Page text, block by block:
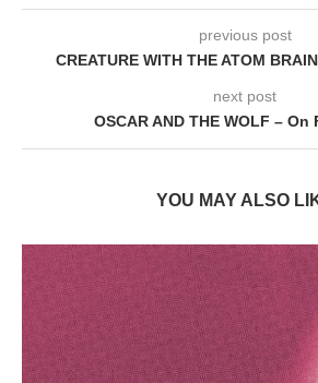
previous post
CREATURE WITH THE ATOM
next post
OSCAR AND THE WOLF – On
YOU MAY ALSO